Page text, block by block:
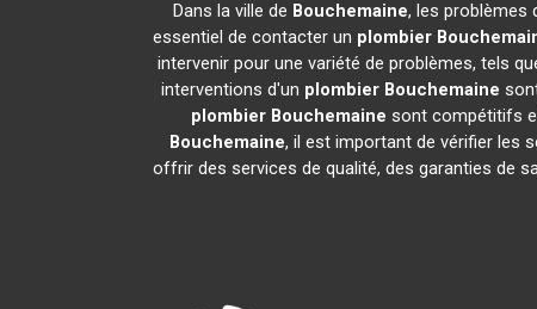
Dans la ville de Bouchemaine, les problèmes
essentiel de contacter un plombier
intervenir pour une variété de problèmes, tels
interventions d'un plombier Bouchemaine
plombier Bouchemaine sont compétitifs
Bouchemaine, il est important de vérifier les
offrir des services de qualité, des garanties de